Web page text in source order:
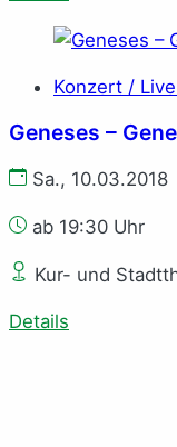
Konzert /
Geneses –
Sa., 10.03.2018
ab 19:30 Uhr
Kur- und
Details